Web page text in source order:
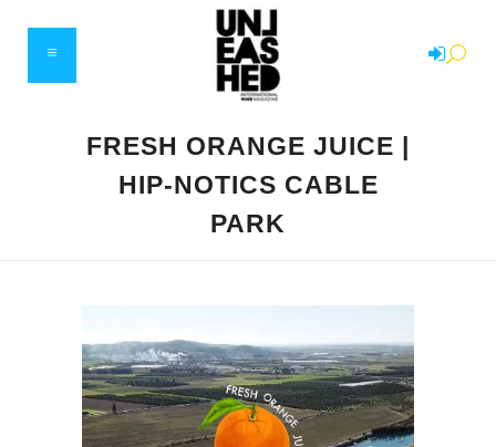
FRESH ORANGE JUICE |
HIP-NOTICS CABLE
PARK